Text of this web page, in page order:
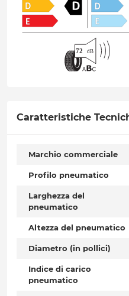
Caratteristiche
Marchio commerciale
Profilo pneumatico
Larghezza del
pneumatico
Altezza del pneumatico
Diametro (in pollici)
Indice di carico
pneumatico